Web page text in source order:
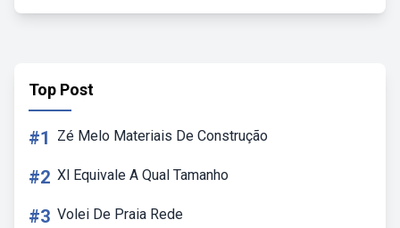
Top Post
#1 Zé Melo Materiais De Construção
#2 Xl Equivale A Qual Tamanho
#3 Volei De Praia Rede